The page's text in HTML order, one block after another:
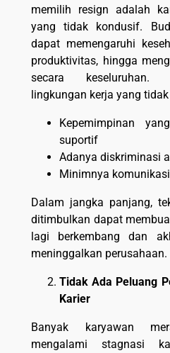
memilih resign adalah
yang tidak kondusif.
dapat memengaruhi
produktivitas, hingga
secara keseluruhan.
lingkungan kerja yang
Kepemimpinan
suportif
Adanya diskriminasi
Minimnya
Dalam jangka panjang,
ditimbulkan dapat
lagi berkembang dan
meninggalkan perusahaan.
Tidak Ada Peluang
Karier
Banyak karyawan
mengalami stagnasi